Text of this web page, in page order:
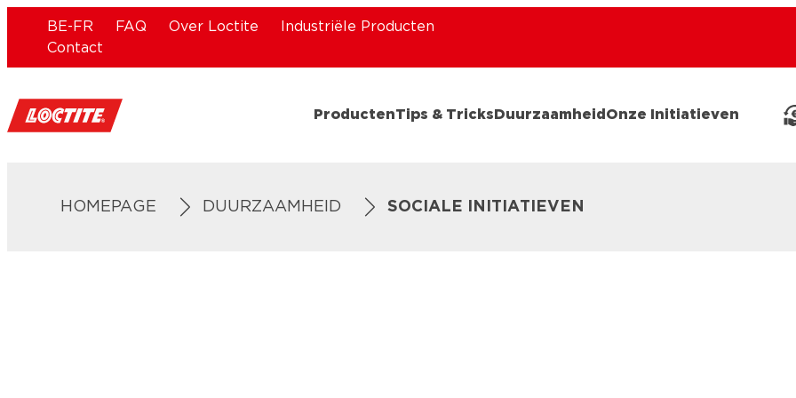
BE-FR FAQ Over Loctite
Industriële Producten
Contact
ProductenTips & Tricks Duurzaamheid Onze Initiatieven
HOMEPAGE DUURZAAMHEID SOCIALE INITIATIEVEN